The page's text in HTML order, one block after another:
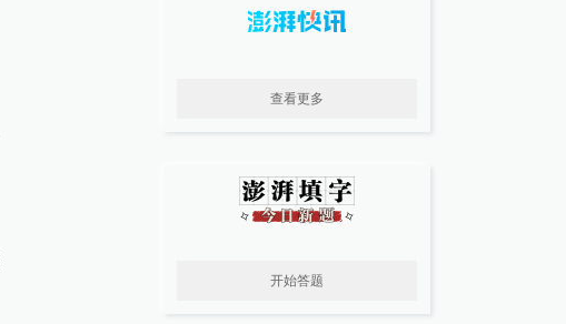
查看更多
开始答题